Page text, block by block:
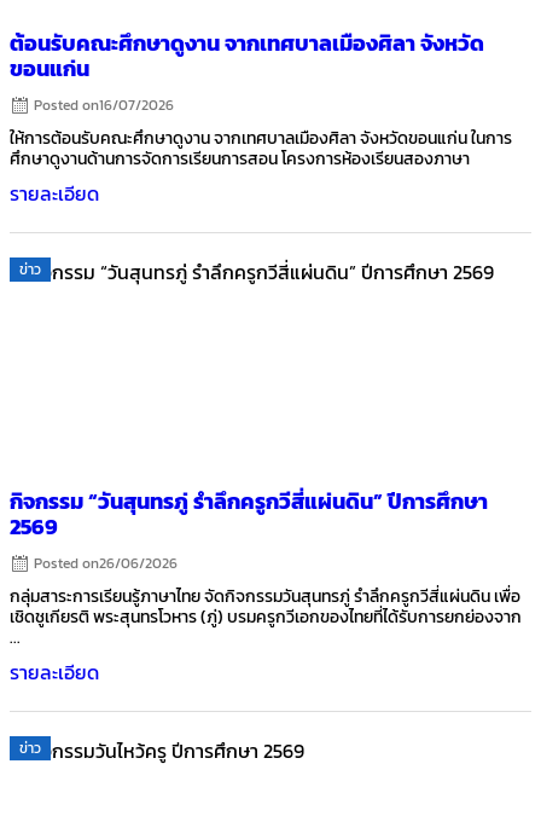
ต้อนรับคณะศึกษาดูงาน จากเทศบาลเมืองศิลา จังหวัด
ขอนแก่น
Posted on16/07/2026
ให้การต้อนรับคณะศึกษาดูงาน จากเทศบาลเมืองศิลา จังหวัดขอนแก่น ในการ
ศึกษาดูงานด้านการจัดการเรียนการสอน โครงการห้องเรียนสองภาษา
รายละเอียด
ข่าว
กิจกรรม “วันสุนทรภู่ รำลึกครูกวีสี่แผ่นดิน” ปีการศึกษา
2569
Posted on26/06/2026
กลุ่มสาระการเรียนรู้ภาษาไทย จัดกิจกรรมวันสุนทรภู่ รำลึกครูกวีสี่แผ่นดิน เพื่อ
เชิดชูเกียรติ พระสุนทรโวหาร (ภู่) บรมครูกวีเอกของไทยที่ได้รับการยกย่องจาก
...
รายละเอียด
ข่าว